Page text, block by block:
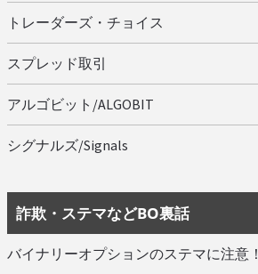
トレーダーズ・チョイス
スプレッド取引
アルゴビット/ALGOBIT
シグナルズ/Signals
詐欺・ステマなどBO裏話
バイナリーオプションのステマに注意！